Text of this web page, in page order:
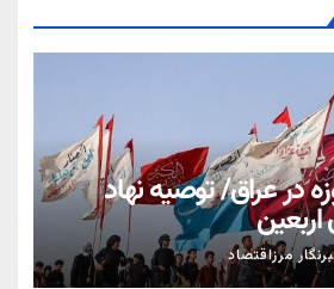
در عراق/ توصیه نهاد
اربعین
مرزاقتصاد